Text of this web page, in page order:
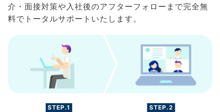
介・面接対策や入社後のアフターフォローまで完全無
料でトータルサポートいたします。
STEP.1 STEP.2